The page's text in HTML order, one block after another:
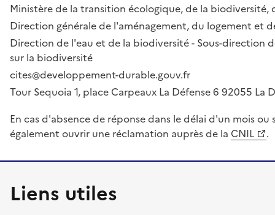
Ministère de la transition écologique, de la biodiversité,
Direction générale de l'aménagement, du logement et
Direction de l'eau et de la biodiversité - Sous-direction
sur la biodiversité
cites@developpement-durable.gouv.fr
Tour Sequoia 1, place Carpeaux La Défense 6 92055 La
En cas d'absence de réponse dans le délai d'un mois
également ouvrir une réclamation auprès de la CNIL .
Liens utiles